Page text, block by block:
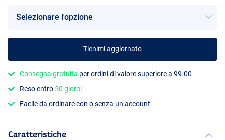
Tienimi aggiornato
Consegna gratuita per ordini di valore superiore a 99.00
Reso entro 50 giorni
Facile da ordinare con o senza un account
Caratteristiche